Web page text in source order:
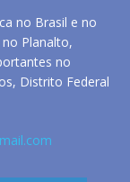
no Brasil e no
Planalto,
no
Distrito Federal